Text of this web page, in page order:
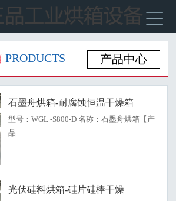

PRODUCTS 产品中心
石墨舟烘箱-耐腐蚀恒温干燥箱
型号：WGL -S800-D 名称：石墨舟烘箱【产
品…
光伏硅料烘箱-硅片硅棒干燥